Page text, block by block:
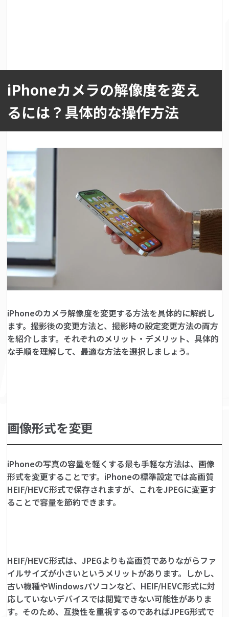
iPhoneカメラの解像度を変え
るには？具体的な操作方法
iPhoneのカメラ解像度を変更する方法を具体的に解説し
ます。撮影後の変更方法と、撮影時の設定変更方法の両方
を紹介します。それぞれのメリット・デメリット、具体的
な手順を理解して、最適な方法を選択しましょう。
画像形式を変更
iPhoneの写真の容量を軽くする最も手軽な方法は、画像
形式を変更することです。iPhoneの標準設定では高画質
HEIF/HEVC形式で保存されますが、これをJPEGに変更す
ることで容量を節約できます。
HEIF/HEVC形式は、JPEGよりも高画質でありながらファ
イルサイズが小さいというメリットがあります。しかし、
古い機種やWindowsパソコンなど、HEIF/HEVC形式に対
応していないデバイスでは閲覧できない可能性がありま
す。そのため、互換性を重視するのであればJPEG形式で